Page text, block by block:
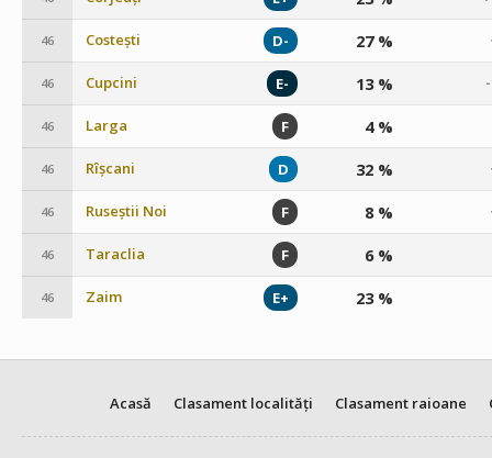
46 Costești D- 27 %
46 Cupcini E- 13 %
46 Larga F 4 %
46 Rîșcani D 32 %
46 Ruseștii Noi F 8 %
46 Taraclia F 6 %
46 Zaim E+ 23 %
Acasă Clasament localități Clasament raioane